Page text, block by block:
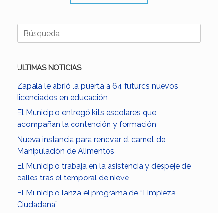
Buscar:
ULTIMAS NOTICIAS
Zapala le abrió la puerta a 64 futuros nuevos
licenciados en educación
El Municipio entregó kits escolares que
acompañan la contención y formación
Nueva instancia para renovar el carnet de
Manipulación de Alimentos
El Municipio trabaja en la asistencia y despeje de
calles tras el temporal de nieve
El Municipio lanza el programa de “Limpieza
Ciudadana”